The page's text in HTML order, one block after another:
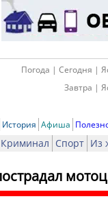
Погода | Сегодня |
Завтра |
История Афиша
Криминал Спорт Из